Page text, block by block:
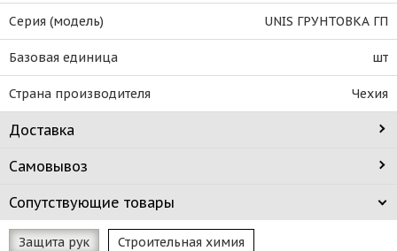
Серия (модель) UNIS ГРУНТОВКА ГП
Базовая единица шт
Страна производителя Чехия
Доставка
Самовывоз
Сопутствующие товары
Защита рук Строительная химия